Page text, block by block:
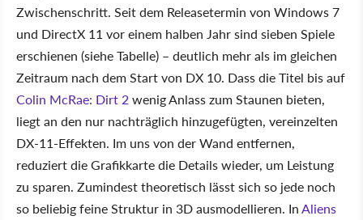
Zwischenschritt. Seit dem Releasetermin von Windows 7
und DirectX 11 vor einem halben Jahr sind sieben Spiele
erschienen (siehe Tabelle) – deutlich mehr als im gleichen
Zeitraum nach dem Start von DX 10. Dass die Titel bis auf
Colin McRae: Dirt 2wenig Anlass zum Staunen bieten,
liegt an den nur nachträglich hinzugefügten, vereinzelten
DX-11-Effekten. Im uns von der Wand entfernen,
reduziert die Grafikkarte die Details wieder, um Leistung
zu sparen. Zumindest theoretisch lässt sich so jede noch
so beliebig feine Struktur in 3D ausmodellieren. InAliens